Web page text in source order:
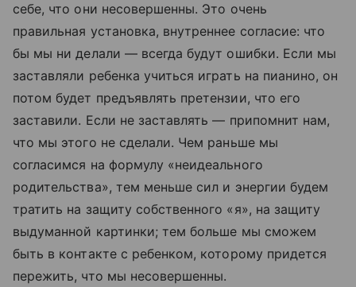
себе, что они несовершенны. Это очень
правильная установка, внутреннее согласие: что
бы мы ни делали — всегда будут ошибки. Если мы
заставляли ребенка учиться играть на пианино, он
потом будет предъявлять претензии, что его
заставили. Если не заставлять — припомнит нам,
что мы этого не сделали. Чем раньше мы
согласимся на формулу «неидеального
родительства», тем меньше сил и энергии будем
тратить на защиту собственного «я», на защиту
выдуманной картинки; тем больше мы сможем
быть в контакте с ребенком, которому придется
пережить, что мы несовершенны.